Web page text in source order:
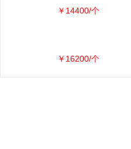
￥14400/个
￥16200/个